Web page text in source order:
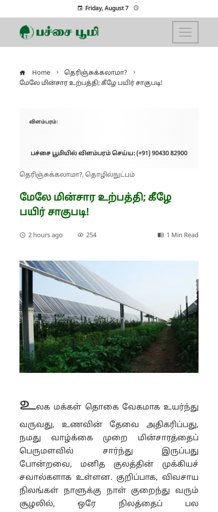
Friday, August 7
Home
தெரிஞ்சுக்கலாமா?
மேலே மின்சார உற்பத்தி; கீழே பயிர் சாகுபடி!
விளம்பரம்:
பச்சை பூமியில் விளம்பரம் செய்ய: (+91) 90430 82900
தெரிஞ்சுக்கலாமா?, தொழில்நுட்பம்
மேலே மின்சார உற்பத்தி; கீழே
பயிர் சாகுபடி!
2 hours ago 254 1 Min Read
உலக மக்கள் தொகை வேகமாக உயர்ந்து
வருவது, உணவின் தேவை அதிகரிப்பது,
நமது வாழ்க்கை முறை மின்சாரத்தைப்
பெருமளவில் சார்ந்து இருப்பது
போன்றவை, மனித குலத்தின் முக்கியச்
சவால்களாக உள்ளன. குறிப்பாக, விவசாய
நிலங்கள் நாளுக்கு நாள் குறைந்து வரும்
சூழலில், ஒரே நிலத்தைப் பல